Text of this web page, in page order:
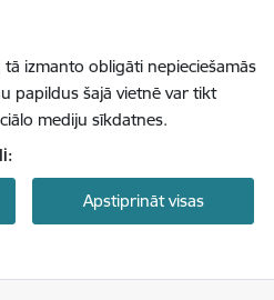
izmanto obligāti nepieciešamās
papildus šajā vietnē var tikt
mediju sīkdatnes.
Apstiprināt visas